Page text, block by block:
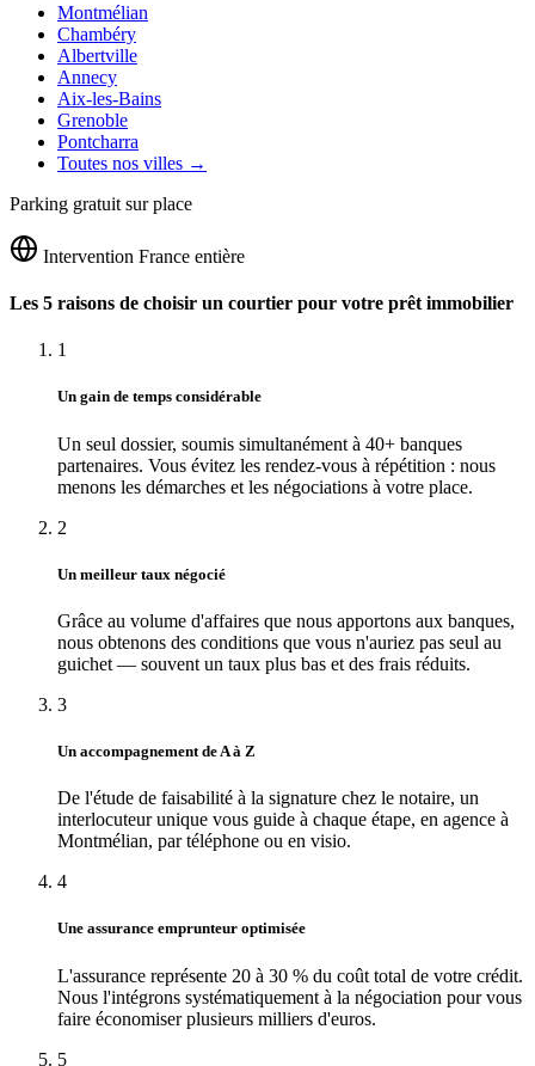
Montmélian
Chambéry
Albertville
Annecy
Aix-les-Bains
Grenoble
Pontcharra
Toutes nos villes →
Parking gratuit sur place
Intervention France entière
Les 5 raisons de choisir un courtier pour votre prêt immobilier
1
Un gain de temps considérable
Un seul dossier, soumis simultanément à 40+ banques
partenaires. Vous évitez les rendez-vous à répétition : nous
menons les démarches et les négociations à votre place.
2
Un meilleur taux négocié
Grâce au volume d'affaires que nous apportons aux banques,
nous obtenons des conditions que vous n'auriez pas seul au
guichet — souvent un taux plus bas et des frais réduits.
3
Un accompagnement de A à Z
De l'étude de faisabilité à la signature chez le notaire, un
interlocuteur unique vous guide à chaque étape, en agence à
Montmélian, par téléphone ou en visio.
4
Une assurance emprunteur optimisée
L'assurance représente 20 à 30 % du coût total de votre crédit.
Nous l'intégrons systématiquement à la négociation pour vous
faire économiser plusieurs milliers d'euros.
5